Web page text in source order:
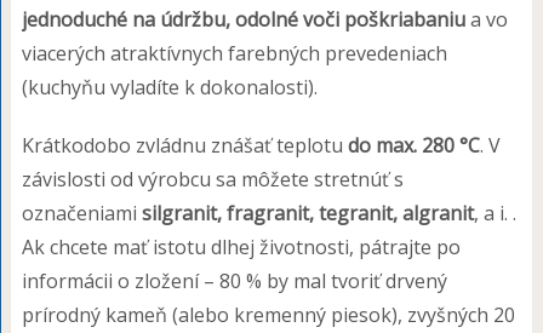
jednoduché na údržbu, odolné voči poškriabaniua vo
viacerých atraktívnych farebných prevedeniach
(kuchyňu vyladíte k dokonalosti).
Krátkodobo zvládnu znášať teplotu do max. 280 °C. V
závislosti od výrobcu sa môžete stretnúť s
označeniami silgranit, fragranit, tegranit, algranit, a i. .
Ak chcete mať istotu dlhej životnosti, pátrajte po
informácii o zložení – 80 % by mal tvoriť drvený
prírodný kameň (alebo kremenný piesok), zvyšných 20